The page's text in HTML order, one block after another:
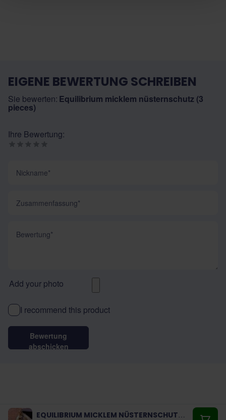
EIGENE BEWERTUNG SCHREIBEN
Sie bewerten: Equilibrium micklem nüsternschutz (3
pieces)
Ihre Bewertung:
Add your photo
I recommend this product
Bewertung
abschicken
EQUILIBRIUM MICKLEM NÜSTERNSCHUTZ (3 PIECES)